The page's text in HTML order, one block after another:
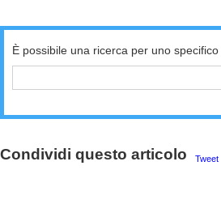
È possibile una ricerca per uno
Condividi questo articolo Tweet